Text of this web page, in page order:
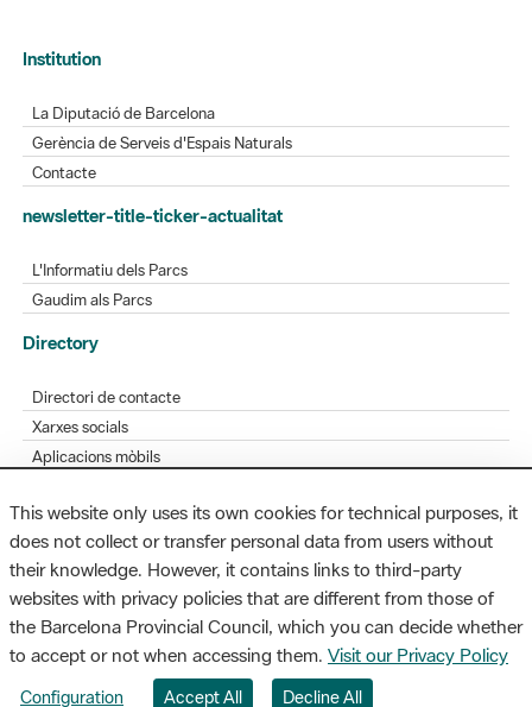
Institution
La Diputació de Barcelona
Gerència de Serveis d'Espais Naturals
Contacte
newsletter-title-ticker-actualitat
L'Informatiu dels Parcs
Gaudim als Parcs
Directory
Directori de contacte
Xarxes socials
Aplicacions mòbils
Opineu sobre els parcs
MAPA WEB AVÍS LEGAL ACCESSIBILITAT
Diputació de Barcelona. Edifici Llacuna, 1a planta. Badajoz, 49. 08005
This website only uses its own cookies for technical purposes, it
does not collect or transfer personal data from users without
their knowledge. However, it contains links to third-party
websites with privacy policies that are different from those of
the Barcelona Provincial Council, which you can decide whether
to accept or not when accessing them. Visit our Privacy Policy
Configuration Accept All Decline All